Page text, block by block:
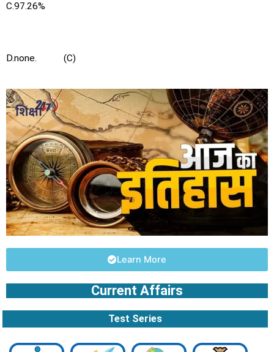
C.97.26%
D.none. (C)
Learn More
Current Affairs
Test Series